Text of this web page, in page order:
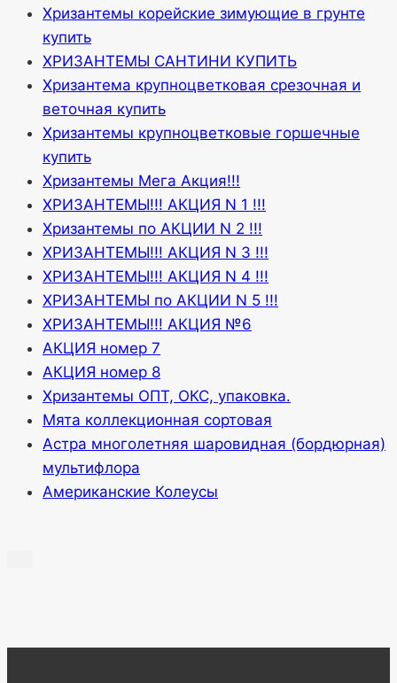
Хризантемы корейские зимующие в грунте
купить
ХРИЗАНТЕМЫ САНТИНИ КУПИТЬ
Хризантема крупноцветковая срезочная и
веточная купить
Хризантемы крупноцветковые горшечные
купить
Хризантемы Мега Акция!!!
ХРИЗАНТЕМЫ!!! АКЦИЯ N 1 !!!
Хризантемы по АКЦИИ N 2 !!!
ХРИЗАНТЕМЫ!!! АКЦИЯ N 3 !!!
ХРИЗАНТЕМЫ!!! АКЦИЯ N 4 !!!
ХРИЗАНТЕМЫ по АКЦИИ N 5 !!!
ХРИЗАНТЕМЫ!!! АКЦИЯ №6
АКЦИЯ номер 7
АКЦИЯ номер 8
Хризантемы ОПТ, ОКС, упаковка.
Мята коллекционная сортовая
Астра многолетняя шаровидная (бордюрная)
мультифлора
Американские Колеусы